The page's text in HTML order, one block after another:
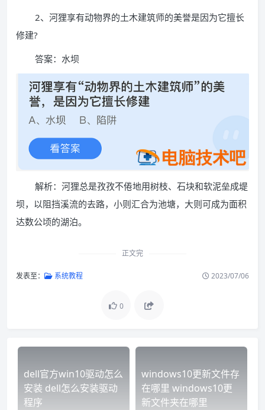
2、河狸享有动物界的土木建筑师的美誉是因为它擅长
修建?
答案：水坝
解析：河狸总是孜孜不倦地用树枝、石块和软泥垒成堤
坝，以阻挡溪流的去路，小则汇合为池塘，大则可成为面积
达数公顷的湖泊。
正文完
发表至： 系统教程 2023/07/06
0
dell官方win10驱动怎么
安装 dell怎么安装驱动
程序
windows10更新文件存
在哪里 windows10更
新文件夹在哪里